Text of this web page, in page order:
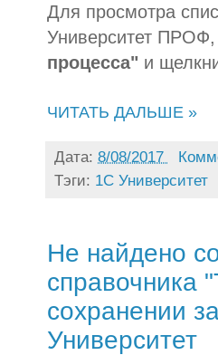
Для просмотра
Университет ПРОФ,
процесса" и
ЧИТАТЬ ДАЛЬШЕ »
Дата: 8/08/2017
Тэги: 1С Университет
Не найдено
справочника
сохранении
Университет